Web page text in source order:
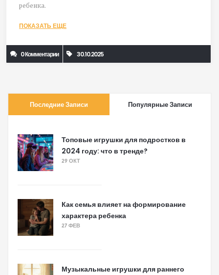
ребенка.
ПОКАЗАТЬ ЕЩЕ
0 Комментарии 30.10.2025
Последние Записи Популярные Записи
Топовые игрушки для подростков в
2024 году: что в тренде?
29 ОКТ
Как семья влияет на формирование
характера ребенка
27 ФЕВ
Музыкальные игрушки для раннего